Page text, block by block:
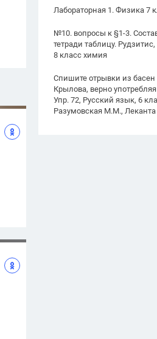
Лабораторная 1. Физика 7
№10. вопросы к §1-3.
тетради таблицу.
8 класс химия
Спишите отрывки из басен
Крылова, верно
Упр. 72, Русский язык, 6
Разумовская М.М.,